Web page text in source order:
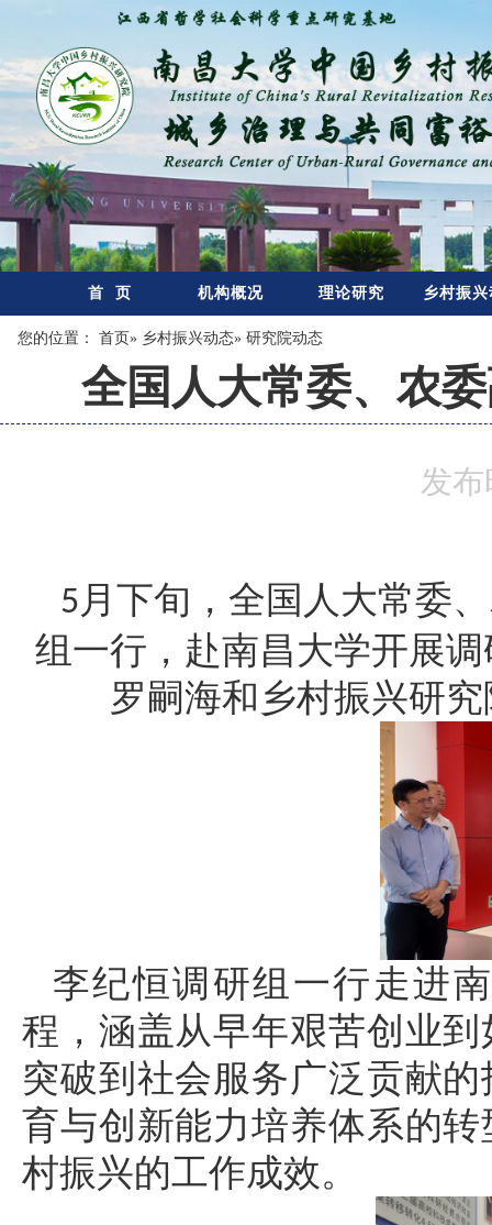
首 页 机构概况 理论研究 乡村振
您的位置： 首页» 乡村振兴动态» 研究院动态
全国人大常委、农
发布
5 月 下旬 ，全国人大常委
组一行，赴南昌大学开展
罗嗣海和乡村振兴研
李纪恒调研组一行走进
程，涵盖从早年艰苦创业
突破到社会服务广泛贡献
育与创新能力培养体系的转
村振兴的工作成效。